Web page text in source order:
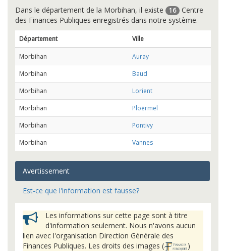
Dans le département de la Morbihan, il existe
16
Centre
des Finances Publiques enregistrés dans notre système.
Département Ville
Morbihan
Auray
Morbihan
Baud
Morbihan
Lorient
Morbihan
Ploërmel
Morbihan
Pontivy
Morbihan
Vannes
Avertissement
Est-ce que l'information est fausse?
Les informations sur cette page sont à titre
d'information seulement. Nous n'avons aucun
lien avec l'organisation Direction Générale des
Finances Publiques. Les droits des images (
)